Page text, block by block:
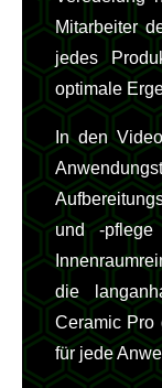
Mitarbeiter
jedes
optimale
In den
und -
die
Ceramic Pro
für jede